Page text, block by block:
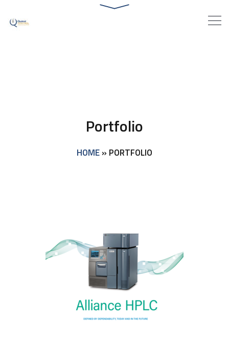
Portfolio
HOME» PORTFOLIO
ALLIANCE HPLC
CROMATOGRAFÍA LIQUIDA